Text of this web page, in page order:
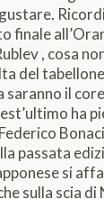
finale
, cosa
del
il
ha
passata
si
sulla scia di